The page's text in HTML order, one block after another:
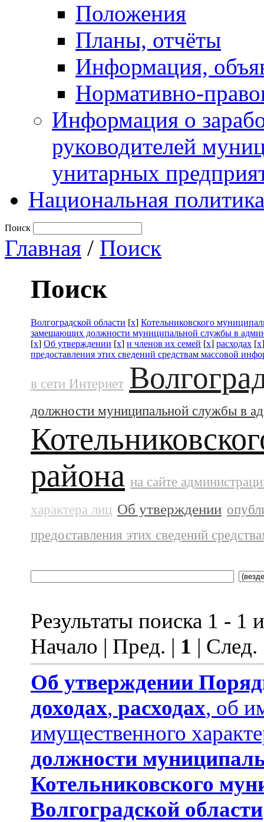
Положения
Планы, отчёты
Информация,
Нормативно-
Информация о
руководителей
унитарных
Национальная политика
Поиск
Главная / Поиск
Поиск
Волгоградской области [x] Котельниковского
замещающих должности муниципальной службы в
[x] Об утверждении [x] и членов их семей [x] расходах [x
предоставления этих сведений средствам массовой
в сети Интернет
должности муниципальной службы в
района на сайте
характера лиц Об утверждении
предоставления этих сведений
Результаты поиска 1 - 1
Начало | Пред. | 1 |
Об утверждении
доходах, расходах, об
имущественного
должности
Котельниковского
Волгоградской области